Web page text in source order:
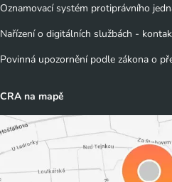
Oznamovací systém protiprávního
Nařízení o digitálních službách -
Povinná upozornění podle zákona o
CRA na mapě